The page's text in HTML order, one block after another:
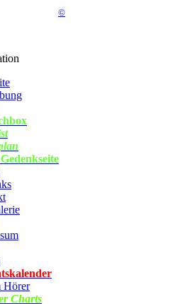
©
Hörer
Charts